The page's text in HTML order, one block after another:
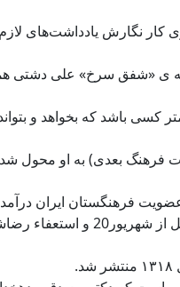
کار نگارش یادداشت‌های
باشد که بخواهد و بتواند
فرهنگ بعدی) به او محول
1306، به ریاست مدرسه ی علوم سیاسی( که بعد ها به مدرسه ی عالی حقوق و علوم سیاسی تغییر نام یافت) انتخاب
دانشگاه تهران در سال 1313، ریاست دانشکده ی حقوق و علوم سیاسی به او